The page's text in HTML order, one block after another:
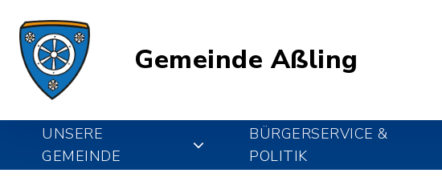
Gemeinde Aßling
UNSERE
GEMEINDE
BÜRGERSERVICE &
POLITIK